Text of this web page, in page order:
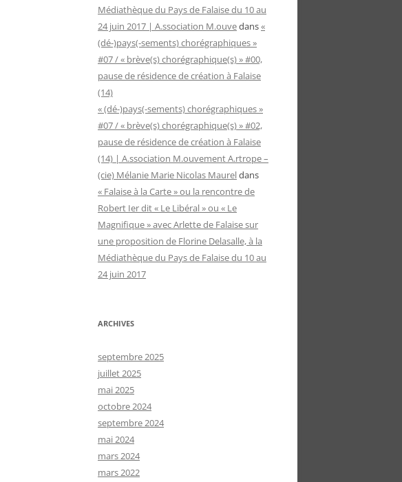
Médiathèque du Pays de Falaise du 10 au
24 juin 2017 | A.ssociation M.ouvedans«
(dé-)pays(-sements) chorégraphiques »
#07 / « brève(s) chorégraphique(s) » #00,
pause de résidence de création à Falaise
(14)
« (dé-)pays(-sements) chorégraphiques »
#07 / « brève(s) chorégraphique(s) » #02,
pause de résidence de création à Falaise
(14) | A.ssociation M.ouvement A.rtrope –
(cie) Mélanie Marie Nicolas Maureldans
« Falaise à la Carte » ou la rencontre de
Robert Ier dit « Le Libéral » ou « Le
Magnifique » avec Arlette de Falaise sur
une proposition de Florine Delasalle, à la
Médiathèque du Pays de Falaise du 10 au
24 juin 2017
ARCHIVES
septembre 2025
juillet 2025
mai 2025
octobre 2024
septembre 2024
mai 2024
mars 2024
mars 2022